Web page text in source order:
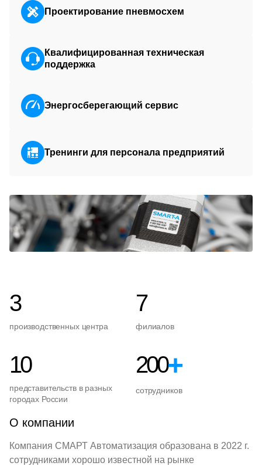
Проектирование пневмосхем
Квалифицированная техническая
поддержка
Энергосберегающий сервис
Тренинги для персонала предприятий
О компании
Компания СМАРТ Автоматизация образована в 2022 г.
сотрудниками хорошо известной на рынке
3
производственных центра
7
филиалов
10
представительств в разных
городах России
200+
сотрудников